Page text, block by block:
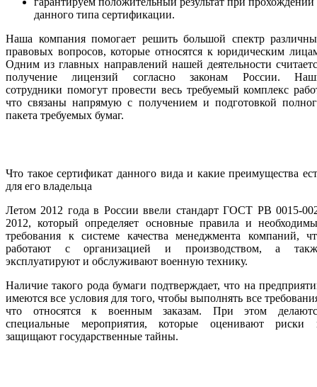
данного типа сертификации.
Наша компания помогает решить большой спектр
правовых вопросов, которые относятся к юридическим
Одним из главных направлений нашей деятельности
получение лицензий согласно законам России.
сотрудники помогут провести весь требуемый комплекс
что связаны напрямую с получением и подготовкой
пакета требуемых бумаг.
Что такое сертификат данного вида и какие преимущества
для его владельца
Летом 2012 года в России ввели стандарт ГОСТ РВ 0015-
2012, который определяет основные правила и
требования к системе качества менеджмента компаний,
работают с организацией и производством, а
эксплуатируют и обслуживают военную технику.
Наличие такого рода бумаги подтверждает, что на
имеются все условия для того, чтобы выполнять все
что относятся к военным заказам. При этом
специальные мероприятия, которые оценивают риски
защищают государственные тайны.